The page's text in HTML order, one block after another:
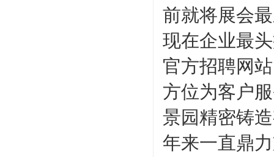
前就将展会
现在企业最
官方招聘网
方位为客户
景园精密铸
年来一直鼎